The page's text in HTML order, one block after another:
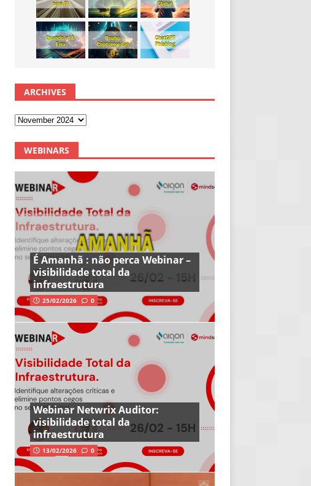
ARCHIVES
WEBINARS
É Amanhã : não perca Webinar –
visibilidade total da
infraestrutura
25/02/2026 0
Webinar Netwrix Auditor:
visibilidade total da
infraestrutura
13/02/2026 0